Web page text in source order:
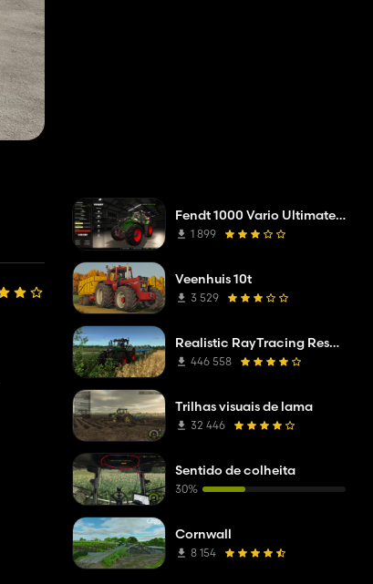
Fendt 1000 Vario Ultimate Performance Edition
1 899
Veenhuis 10t
3 529
Realistic RayTracing Reshade Preset
446 558
Trilhas visuais de lama
32 446
Sentido de colheita
30%
Cornwall
8 154